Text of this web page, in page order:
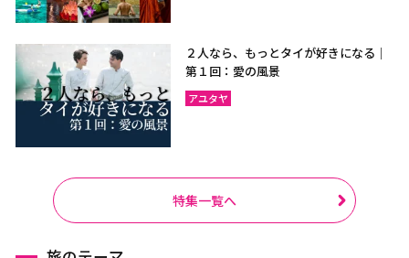
２人なら、もっとタイが好きになる｜
第１回：愛の風景
アユタヤ
特集一覧へ